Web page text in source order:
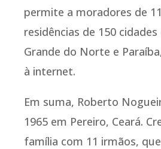
permite a moradores de
residências de 150 cidades
Grande do Norte e
à internet.
Em suma, Roberto
1965 em Pereiro, Ceará.
família com 11 irmãos,